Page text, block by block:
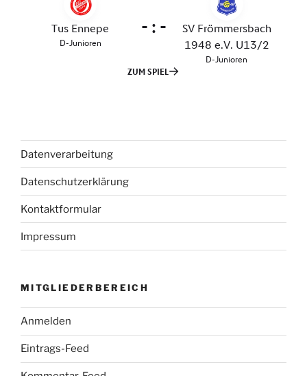
Datenverarbeitung
Datenschutzerklärung
Kontaktformular
Impressum
MITGLIEDERBEREICH
Anmelden
Eintrags-Feed